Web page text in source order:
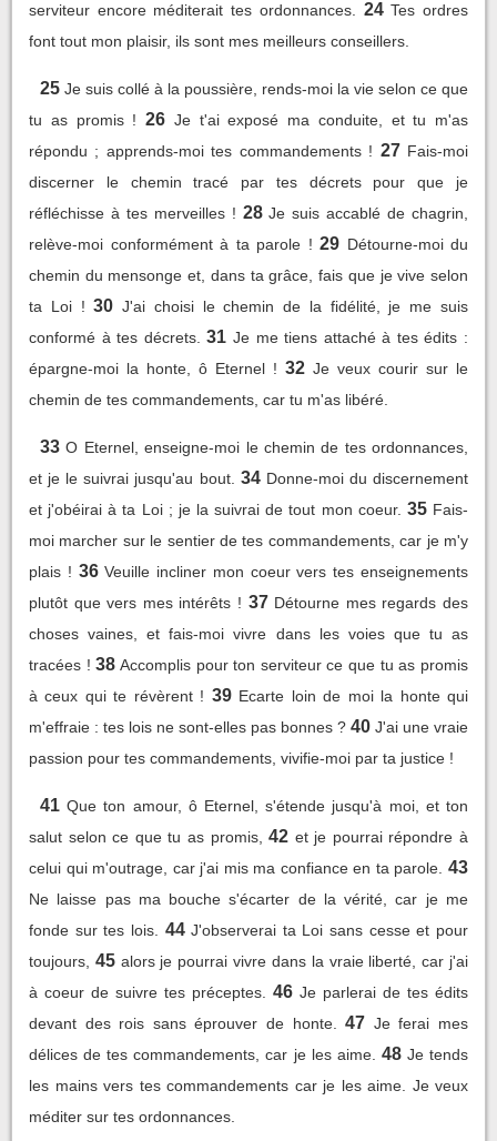
serviteur encore méditerait tes ordonnances.
24 Tes ordres
font tout mon plaisir, ils sont mes meilleurs conseillers.
25 Je suis collé à la poussière, rends-moi la vie selon ce que
tu as promis ! 26 Je t'ai exposé ma conduite, et tu m'as
répondu ; apprends-moi tes commandements ! 27 Fais-moi
discerner le chemin tracé par tes décrets pour que je
réfléchisse à tes merveilles ! 28 Je suis accablé de chagrin,
relève-moi conformément à ta parole ! 29 Détourne-moi du
chemin du mensonge et, dans ta grâce, fais que je vive selon
ta Loi ! 30 J'ai choisi le chemin de la fidélité, je me suis
conformé à tes décrets. 31 Je me tiens attaché à tes édits :
épargne-moi la honte, ô Eternel ! 32 Je veux courir sur le
chemin de tes commandements, car tu m'as libéré.
33 O Eternel, enseigne-moi le chemin de tes ordonnances,
et je le suivrai jusqu'au bout. 34 Donne-moi du discernement
et j'obéirai à ta Loi ; je la suivrai de tout mon coeur. 35 Fais-
moi marcher sur le sentier de tes commandements, car je m'y
plais ! 36 Veuille incliner mon coeur vers tes enseignements
plutôt que vers mes intérêts ! 37 Détourne mes regards des
choses vaines, et fais-moi vivre dans les voies que tu as
tracées ! 38 Accomplis pour ton serviteur ce que tu as promis
à ceux qui te révèrent ! 39 Ecarte loin de moi la honte qui
m'effraie : tes lois ne sont-elles pas bonnes ? 40 J'ai une vraie
passion pour tes commandements, vivifie-moi par ta justice !
41 Que ton amour, ô Eternel, s'étende jusqu'à moi, et ton
salut selon ce que tu as promis, 42 et je pourrai répondre à
celui qui m'outrage, car j'ai mis ma confiance en ta parole. 43
Ne laisse pas ma bouche s'écarter de la vérité, car je me
fonde sur tes lois.
44 J'observerai ta Loi sans cesse et pour
toujours, 45 alors je pourrai vivre dans la vraie liberté, car j'ai
à coeur de suivre tes préceptes.
46 Je parlerai de tes édits
devant des rois sans éprouver de honte.
47 Je ferai mes
délices de tes commandements, car je les aime. 48 Je tends
les mains vers tes commandements car je les aime. Je veux
méditer sur tes ordonnances.